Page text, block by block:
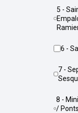
5 - Saint-Michel / Saint-Agne /
6 -
7 - Sept Deniers / Ginestous-
8 - Minimes / Barrière de Paris
/